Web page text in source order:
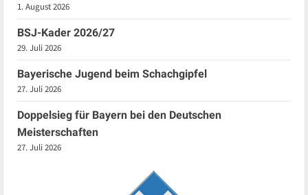
1. August 2026
BSJ-Kader 2026/27
29. Juli 2026
Bayerische Jugend beim Schachgipfel
27. Juli 2026
Doppelsieg für Bayern bei den Deutschen
Meisterschaften
27. Juli 2026